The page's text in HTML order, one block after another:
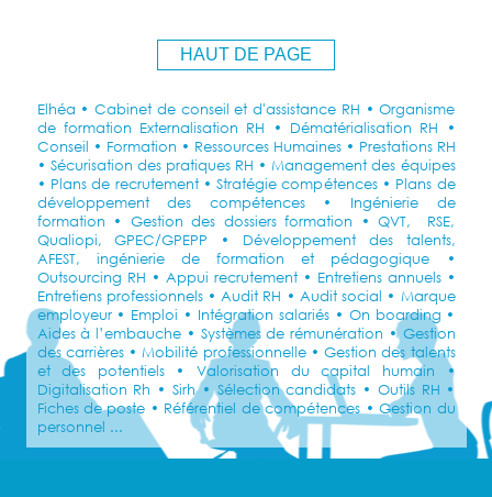
HAUT DE PAGE
Elhéa • Cabinet de conseil et d'assistance RH • Organisme
de formation Externalisation RH • Dématérialisation RH •
Conseil • Formation • Ressources Humaines • Prestations RH
• Sécurisation des pratiques RH • Management des équipes
• Plans de recrutement • Stratégie compétences • Plans de
développement des compétences • Ingénierie de
formation • Gestion des dossiers formation • QVT, RSE,
Qualiopi, GPEC/GPEPP • Développement des talents,
AFEST, ingénierie de formation et pédagogique •
Outsourcing RH • Appui recrutement • Entretiens annuels •
Entretiens professionnels • Audit RH • Audit social • Marque
employeur • Emploi • Intégration salariés • On boarding •
Aides à l’embauche • Systèmes de rémunération • Gestion
des carrières • Mobilité professionnelle • Gestion des talents
et des potentiels • Valorisation du capital humain •
Digitalisation Rh • Sirh • Sélection candidats • Outils RH •
Fiches de poste • Référentiel de compétences • Gestion du
personnel ...